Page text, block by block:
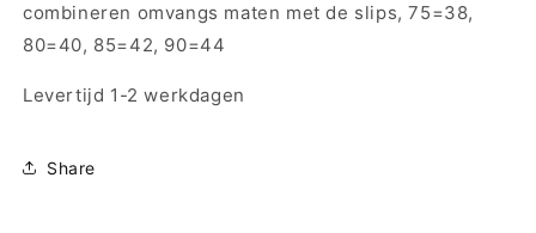
combineren omvangs maten met de slips, 75=38,
80=40, 85=42, 90=44
Levertijd 1-2 werkdagen
Share